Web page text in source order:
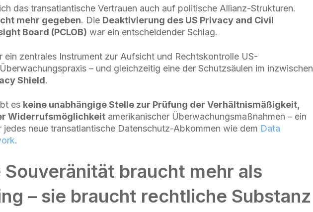
das transatlantische Vertrauen auch auf politische Allianz-Strukturen.
mehr gegeben. Die Deaktivierung des US Privacy and Civil
Board (PCLOB) war ein entscheidender Schlag.
ein zentrales Instrument zur Aufsicht und Rechtskontrolle US-
– und gleichzeitig eine der Schutzsäulen im inzwischen
Shield.
es keine unabhängige Stelle zur Prüfung der Verhältnismäßigkeit,
Widerrufsmöglichkeit amerikanischer Überwachungsmaßnahmen – ein
jedes neue transatlantische Datenschutz-Abkommen wie dem Data
.
Souveränität braucht mehr als
– sie braucht rechtliche Substanz